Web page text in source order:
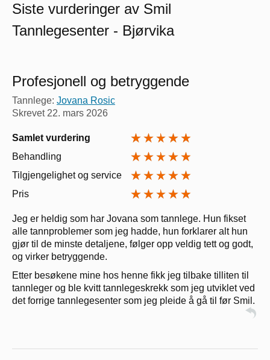
Siste vurderinger av Smil
Tannlegesenter - Bjørvika
Profesjonell og betryggende
Tannlege: Jovana Rosic
Skrevet 22. mars 2026
Samlet vurdering
Behandling
Tilgjengelighet og service
Pris
Jeg er heldig som har Jovana som tannlege. Hun fikset
alle tannproblemer som jeg hadde, hun forklarer alt hun
gjør til de minste detaljene, følger opp veldig tett og godt,
og virker betryggende.
Etter besøkene mine hos henne fikk jeg tilbake tilliten til
tannleger og ble kvitt tannlegeskrekk som jeg utviklet ved
det forrige tannlegesenter som jeg pleide å gå til før Smil.